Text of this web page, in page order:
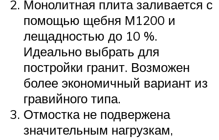
Монолитная плита заливается с
помощью щебня М1200 и
лещадностью до 10 %.
Идеально выбрать для
постройки гранит. Возможен
более экономичный вариант из
гравийного типа.
Отмостка не подвержена
значительным нагрузкам,